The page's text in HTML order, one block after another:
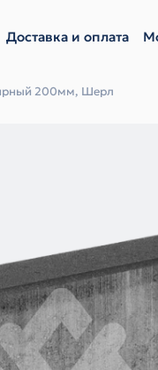
Доставка и оплата
200мм, Шерл